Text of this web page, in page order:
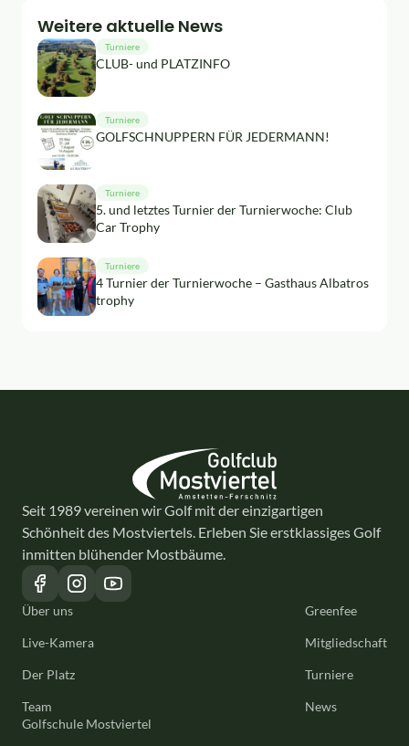
Weitere aktuelle News
Turniere
CLUB- und PLATZINFO
Turniere
GOLFSCHNUPPERN FÜR JEDERMANN!
Turniere
5. und letztes Turnier der Turnierwoche: Club
Car Trophy
Turniere
4 Turnier der Turnierwoche – Gasthaus Albatros
trophy
Seit 1989 vereinen wir Golf mit der einzigartigen
Schönheit des Mostviertels. Erleben Sie erstklassiges Golf
inmitten blühender Mostbäume.
Über uns
Live-Kamera
Der Platz
Team
Greenfee
Mitgliedschaft
Turniere
News
Golfschule Mostviertel